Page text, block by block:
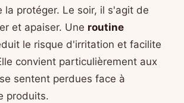
la protéger. Le soir, il s'agit de
et apaiser. Une routine
le risque d'irritation et facilite
convient particulièrement aux
sentent perdues face à
produits.